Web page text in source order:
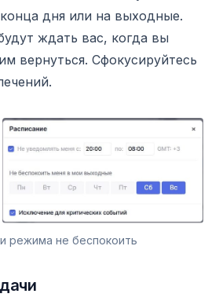
дня или на выходные.
ждать вас, когда вы
вернуться. Сфокусируйтесь
режима не беспокоить